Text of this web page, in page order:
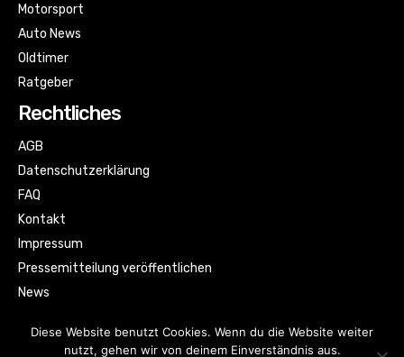
Motorsport
Auto News
Oldtimer
Ratgeber
Rechtliches
AGB
Datenschutzerklärung
FAQ
Kontakt
Impressum
Pressemitteilung veröffentlichen
News
Diese Website benutzt Cookies. Wenn du die Website weiter
nutzt, gehen wir von deinem Einverständnis aus.